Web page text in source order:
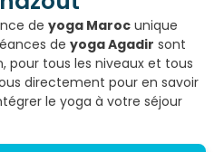
de yoga Maroc unique
de yoga Agadir sont
pour tous les niveaux et tous
directement pour en savoir
le yoga à votre séjour